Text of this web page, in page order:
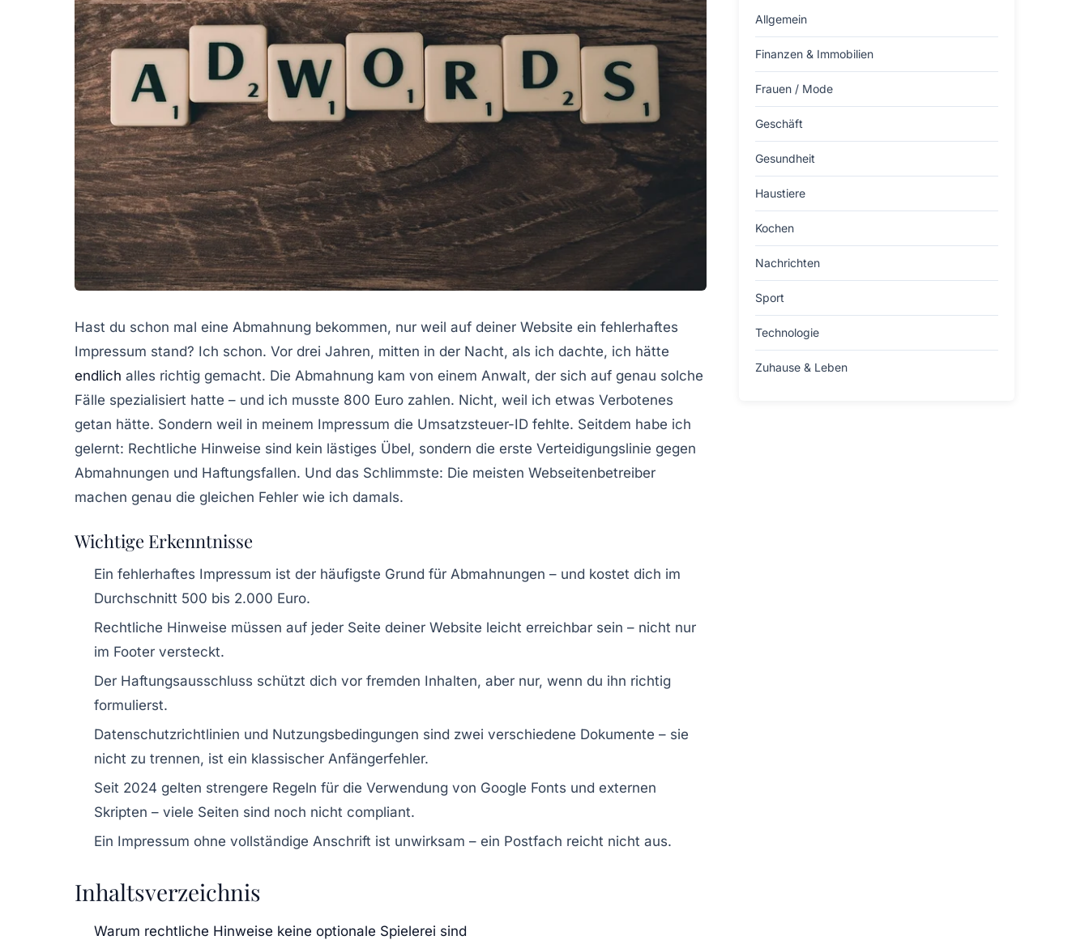
Hast du schon mal eine Abmahnung bekommen, nur weil auf deiner Website ein fehlerhaftes
Impressum stand? Ich schon. Vor drei Jahren, mitten in der Nacht, als ich dachte, ich hätte
endlich alles richtig gemacht. Die Abmahnung kam von einem Anwalt, der sich auf genau solche
Fälle spezialisiert hatte – und ich musste 800 Euro zahlen. Nicht, weil ich etwas Verbotenes
getan hätte. Sondern weil in meinem Impressum die Umsatzsteuer-ID fehlte. Seitdem habe ich
gelernt: Rechtliche Hinweise sind kein lästiges Übel, sondern die erste Verteidigungslinie gegen
Abmahnungen und Haftungsfallen. Und das Schlimmste: Die meisten Webseitenbetreiber
machen genau die gleichen Fehler wie ich damals.
Wichtige Erkenntnisse
Ein fehlerhaftes Impressum ist der häufigste Grund für Abmahnungen – und kostet dich im
Durchschnitt 500 bis 2.000 Euro.
Rechtliche Hinweise müssen auf jeder Seite deiner Website leicht erreichbar sein – nicht nur
im Footer versteckt.
Der Haftungsausschluss schützt dich vor fremden Inhalten, aber nur, wenn du ihn richtig
formulierst.
Datenschutzrichtlinien und Nutzungsbedingungen sind zwei verschiedene Dokumente – sie
nicht zu trennen, ist ein klassischer Anfängerfehler.
Seit 2024 gelten strengere Regeln für die Verwendung von Google Fonts und externen
Skripten – viele Seiten sind noch nicht compliant.
Ein Impressum ohne vollständige Anschrift ist unwirksam – ein Postfach reicht nicht aus.
Inhaltsverzeichnis
Warum rechtliche Hinweise keine optionale Spielerei sind
Allgemein
Finanzen & Immobilien
Frauen / Mode
Geschäft
Gesundheit
Haustiere
Kochen
Nachrichten
Sport
Technologie
Zuhause & Leben